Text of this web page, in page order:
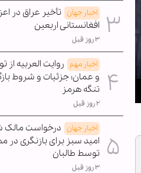
اخبار جهان تأخیر عراق در
افغانستانی اربعین
۳ روز قبل
اخبار مهم روایت العربیه از
و عمان؛ جزئیات و شروط
تنگه هرمز
۲ روز قبل
اخبار جهان درخواست مالک
امید سبز برای بازنگری در
توسط طالبان
۳ روز قبل